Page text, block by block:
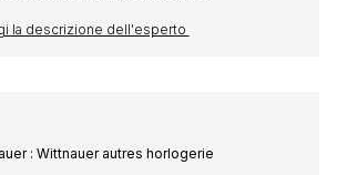
la descrizione dell'esperto
: Wittnauer autres horlogerie